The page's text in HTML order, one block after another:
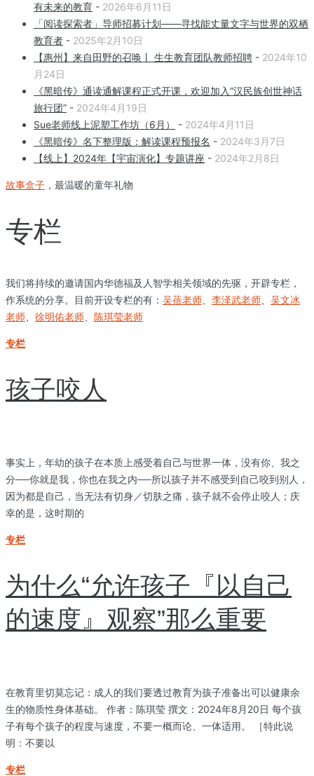
有未来的教育 - 2026年6月11日
「阅读探索者」导师招募计划——寻找能丈量文字与世界的双栖
教育者 - 2025年2月10日
【惠州】来自田野的召唤丨 生生教育团队教师招聘 - 2024年10
月24日
《黑暗传》通读通解课程正式开课，欢迎加入“汉民族创世神话
旅行团” - 2024年4月19日
Sue老师线上泥塑工作坊（6月）
- 2024年4月11日
《黑暗传》名下整理版：解读课程预报名 - 2024年3月7日
【线上】2024年【宇宙演化】专题讲座 - 2024年2月8日
故事盒子 ，最温暖的童年礼物
专栏
我们将持续的邀请国内华德福及人智学相关领域的先驱，开辟专栏，
作系统的分享。目前开设专栏的有： 吴蓓老师 李泽武老师
吴文冰
老师
徐明佑老师 陈琪莹老师
专栏
孩子咬人
事实上，年幼的孩子在本质上感受着自己与世界一体，没有你、我之
分──你就是我，你也在我之内──所以孩子并不感受到自己咬到别人，
因为都是自己，当无法有切身／切肤之痛，孩子就不会停止咬人；庆
幸的是，这时期的
专栏
为什么“允许孩子『以自己
的速度』观察”那么重要
在教育里切莫忘记：成人的我们要透过教育为孩子准备出可以健康余
生的物质性身体基础。 作者：陈琪莹 撰文：2024年8月20日 每个孩
子有每个孩子的程度与速度，不要一概而论、一体适用。 ［特此说
明：不要以
专栏